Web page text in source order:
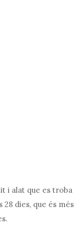
i alat que es troba
dies, que és més